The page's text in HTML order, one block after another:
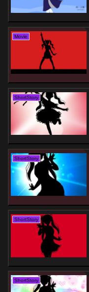
Movie
ShortStory
ShortStory
ShortStory
ShortStory